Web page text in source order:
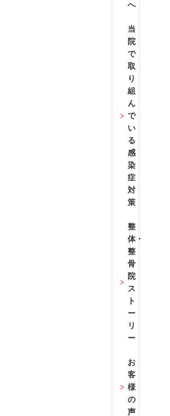
へ
当
院
で
取
り
組
ん
で
い
る
感
染
症
対
策
整
体・
整
骨
院
ス
ト
ー
リ
ー
お
客
様
の
声